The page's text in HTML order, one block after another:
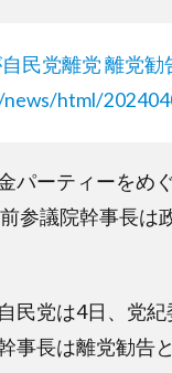
民党離党 離党勧
html/
パーティーをめ
参議院幹事長は
民党は4日、党
事長は離党勧告